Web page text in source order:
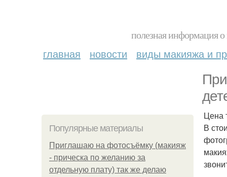
полезная информация
главная новости виды макияжа и
Популярные материалы
Приглашаю на фотосъёмку (макияж
- прическа по желанию за
отдельную плату) так же делаю
Цена
В